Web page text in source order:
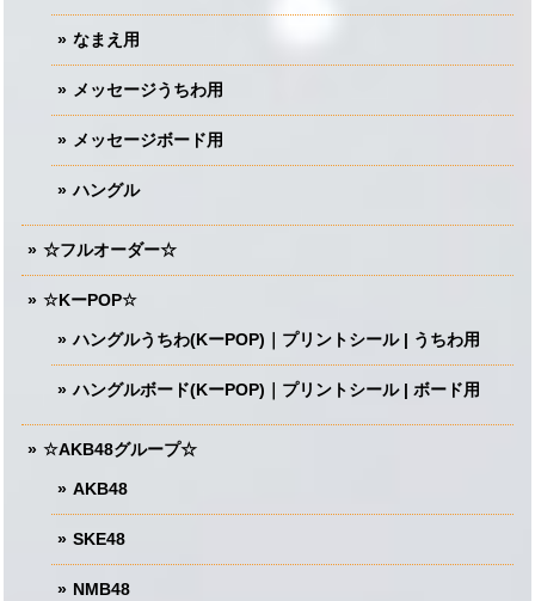
なまえ用
メッセージうちわ用
メッセージボード用
ハングル
☆フルオーダー☆
☆KーPOP☆
ハングルうちわ(KーPOP)｜プリントシール | うちわ用
ハングルボード(KーPOP)｜プリントシール | ボード用
☆AKB48グループ☆
AKB48
SKE48
NMB48